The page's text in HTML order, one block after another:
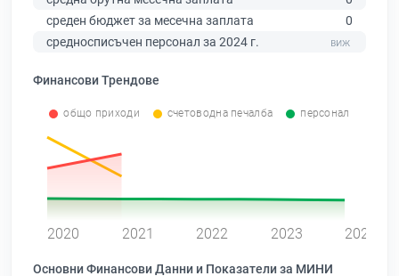
среден бюджет за месечна заплата
0
средносписъчен персонал за 2024 г.
Финансови Трендове
общо приходи счетоводна печалба персонал
2020 2021 2022 2023 2024
Основни Финансови Данни и Показатели за МИНИ